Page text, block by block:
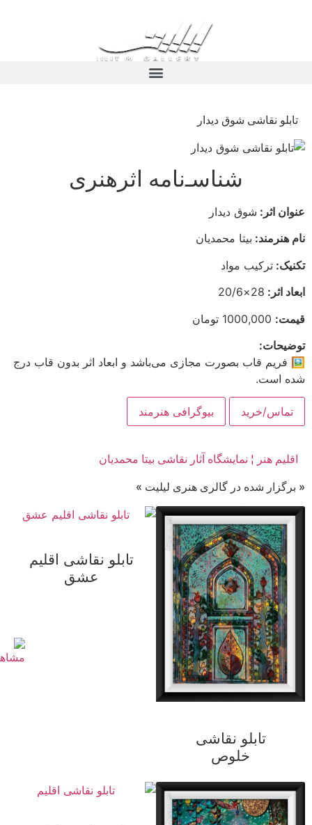
تابلو نقاشی شوق دیدار
شناسـ‌نامه اثرهنری
عنوان اثر: شوق دیدار
نام هنرمند: بیتا محمدیان
تکنیک: ترکیب مواد
ابعاد اثر: 28×20/6
قیمت:
توضیحات:
🖼 فریم قاب بصورت مجازی می‌باشد و ابعاد اثر بدون قاب درج
شده است.
تماس/خرید بیوگرافی هنرمند
اقلیم هنر ¦ نمایشگاه آثار نقاشی بیتا محمدیان
« برگزار شده در گالری هنری لیلیت »
تابلو نقاشی
خلوص
تابلو نقاشی اقلیم
عشق